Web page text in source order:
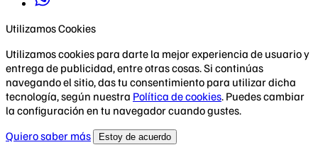
Utilizamos Cookies
Utilizamos cookies para darte la mejor experiencia de usuario y
entrega de publicidad, entre otras cosas. Si continúas
navegando el sitio, das tu consentimiento para utilizar dicha
tecnología, según nuestra Política de cookies. Puedes cambiar
la configuración en tu navegador cuando gustes.
Quiero saber más
Estoy de acuerdo